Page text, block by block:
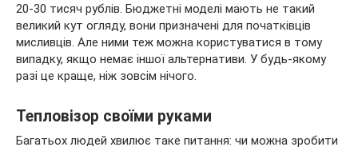
20-30 тисяч рублів. Бюджетні моделі мають не такий
великий кут огляду, вони призначені для початківців
мисливців. Але ними теж можна користуватися в тому
випадку, якщо немає іншої альтернативи. У будь-якому
разі це краще, ніж зовсім нічого.
Тепловізор своїми руками
Багатьох людей хвилює таке питання: чи можна зробити